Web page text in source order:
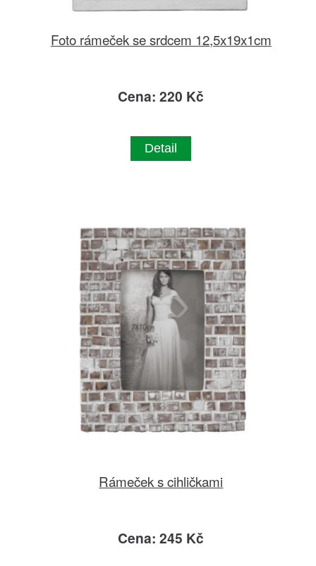
Foto rámeček se srdcem 12,5x19x1cm
Cena: 220 Kč
Detail
Rámeček s cihličkami
Cena: 245 Kč